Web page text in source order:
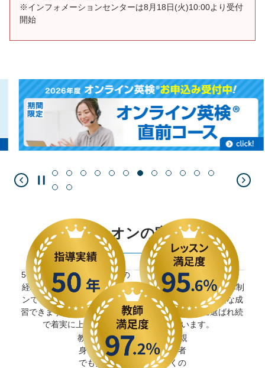
※インフォメーションセンターは8月18日(火)10:00より受付
開始
イーオンの実績
50年以上にわたる英語指導の
経験をもとに作られたレッス
ンで、初心者でも安心して学
習できます。 確かなノウハウ
で着実に上達へ。
レッスン満足度95.6％を獲
得。 指導品質とサポート体制
の高さが評価され、着実な成
果を求める学習者に選ばれ続
けています。
教師満足度97.2％。 丁寧で親
身な指導が評価され、初心者
でも安心して学べると多くの